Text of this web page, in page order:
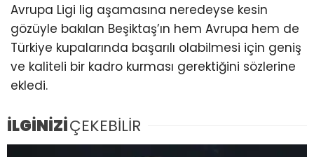
Avrupa Ligi lig aşamasına neredeyse kesin
gözüyle bakılan Beşiktaş’ın hem Avrupa hem de
Türkiye kupalarında başarılı olabilmesi için geniş
ve kaliteli bir kadro kurması gerektiğini sözlerine
ekledi.
İLGİNİZİÇEKEBİLİR